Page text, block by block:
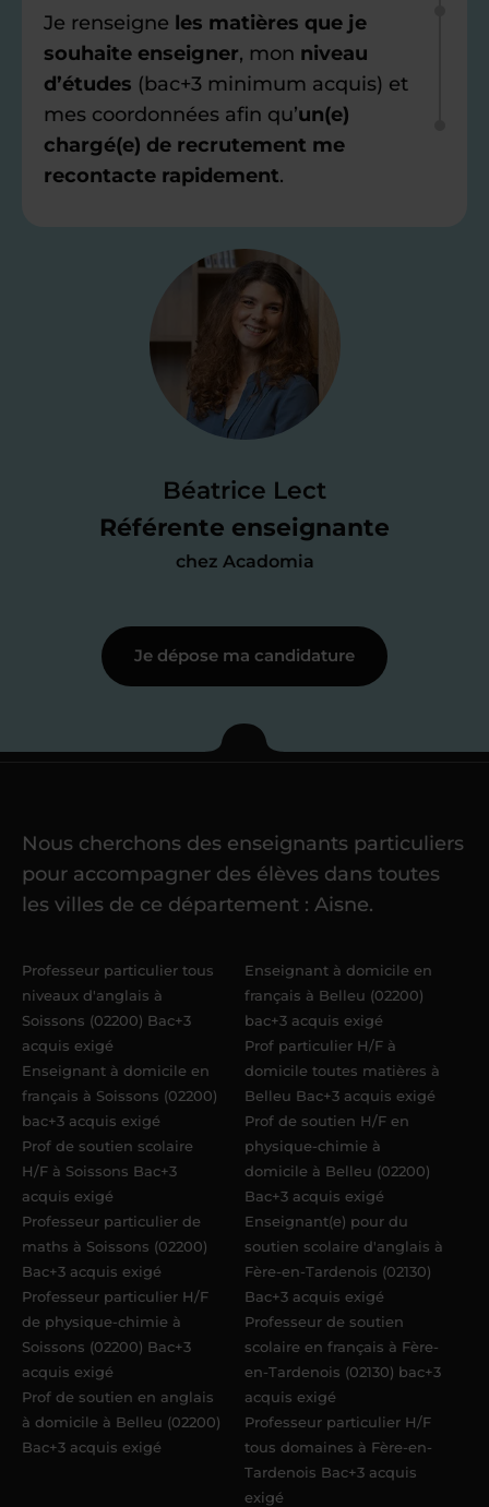
Béatrice Lect
Référente enseignante
chez Acadomia
Je renseigne les matières que je
souhaite enseigner, mon niveau
d’études (bac+3 minimum acquis) et
mes coordonnées afin qu’un(e)
chargé(e) de recrutement me
recontacte rapidement.
Je valide ma
candidature
test de 15 minutes
des programmes scolaires(et pouvoir
me mettre à jour au besoin) et
j’échange en direct avec un chargé de
Étape 3
Je commence mes
Une fois ma candidature validée,mon
référent me confie mes premiers
élèves dans un délai de 6 jours
Acadomia.
Je dépose ma candidature
Nous cherchons des enseignants particuliers
pour accompagner des élèves dans toutes
les villes de ce département : Aisne.
Professeur particulier tous
niveaux d'anglais à
Soissons (02200) Bac+3
acquis exigé
Enseignant à domicile en
français à Soissons (02200)
bac+3 acquis exigé
Prof de soutien scolaire
H/F à Soissons Bac+3
acquis exigé
Professeur particulier de
maths à Soissons (02200)
Bac+3 acquis exigé
Professeur particulier H/F
de physique-chimie à
Soissons (02200) Bac+3
acquis exigé
Prof de soutien en anglais
à domicile à Belleu (02200)
Bac+3 acquis exigé
Enseignant à domicile en
français à Belleu (02200)
bac+3 acquis exigé
Prof particulier H/F à
domicile toutes matières à
Belleu Bac+3 acquis exigé
Prof de soutien H/F en
physique-chimie à
domicile à Belleu (02200)
Bac+3 acquis exigé
Enseignant(e) pour du
soutien scolaire d'anglais à
Fère-en-Tardenois (02130)
Bac+3 acquis exigé
Professeur de soutien
scolaire en français à Fère-
en-Tardenois (02130) bac+3
acquis exigé
Professeur particulier H/F
tous domaines à Fère-en-
Tardenois Bac+3 acquis
exigé